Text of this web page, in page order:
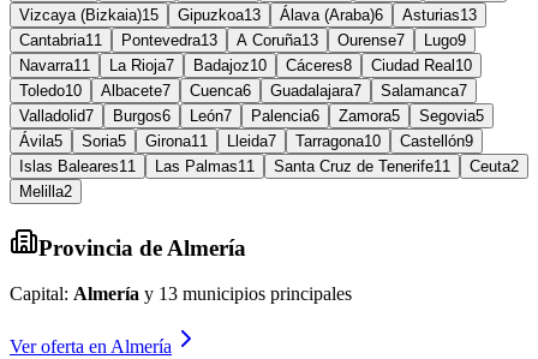
Vizcaya (Bizkaia)15 Gipuzkoa13 Álava (Araba)6 Asturias13
Cantabria11 Pontevedra13 A Coruña13 Ourense7 Lugo9
Navarra11 La Rioja7 Badajoz10 Cáceres8 Ciudad Real 10
Toledo10 Albacete7 Cuenca6 Guadalajara7 Salamanca7
Valladolid7 Burgos6 León7 Palencia6 Zamora5 Segovia5
Ávila5 Soria5 Girona11 Lleida7 Tarragona10 Castellón9
Islas Baleares11 Las Palmas11 Santa Cruz de Tenerife11 Ceuta2
Melilla2
Provincia de Almería
Capital: Almería y 13 municipios principales
Ver oferta en Almería